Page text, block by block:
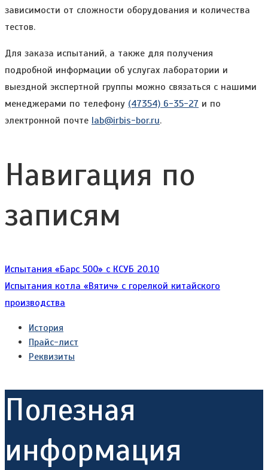
зависимости от сложности оборудования и количества
тестов.
Для заказа испытаний, а также для получения
подробной информации об услугах лаборатории и
выездной экспертной группы можно связаться с нашими
менеджерами по телефону (47354) 6-35-27 и по
электронной почте lab@irbis-bor.ru.
Навигация по
записям
Испытания «Барс 500» с КСУБ 20.10
Испытания котла «Вятич» с горелкой китайского
производства
История
Прайс-лист
Реквизиты
Полезная
информация